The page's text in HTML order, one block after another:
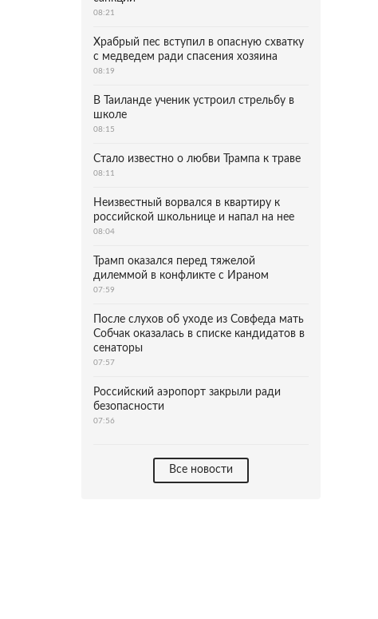
08:21
Храбрый пес вступил в опасную схватку
с медведем ради спасения хозяина
08:19
В Таиланде ученик устроил стрельбу в
школе
08:15
Стало известно о любви Трампа к траве
08:11
Неизвестный ворвался в квартиру к
российской школьнице и напал на нее
08:04
Трамп оказался перед тяжелой
дилеммой в конфликте с Ираном
07:59
После слухов об уходе из Совфеда мать
Собчак оказалась в списке кандидатов в
сенаторы
07:57
Российский аэропорт закрыли ради
безопасности
07:56
Все новости